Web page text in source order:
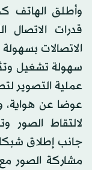
وأطلق الهاتف
قدرات
الاتصالات
سهولة تشغيل
عملية التصوير
عوضا عن هواية،
لالتقاط الصور
جانب إطلاق
مشاركة الصور